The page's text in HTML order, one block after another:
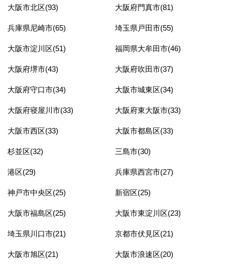
大阪市北区(93) 大阪府門真市(81)
兵庫県尼崎市(65) 埼玉県戸田市(55)
大阪市淀川区(51) 福岡県大牟田市(46)
大阪府堺市(43) 大阪府吹田市(37)
大阪府守口市(34) 大阪市城東区(34)
大阪府寝屋川市(33) 大阪府東大阪市(33)
大阪市西区(33) 大阪市都島区(33)
杉並区(32) 三島市(30)
港区(29) 兵庫県西宮市(27)
神戸市中央区(25) 新宿区(25)
大阪市福島区(25) 大阪市東淀川区(23)
埼玉県川口市(21) 京都市伏見区(21)
大阪市旭区(21) 大阪市浪速区(20)